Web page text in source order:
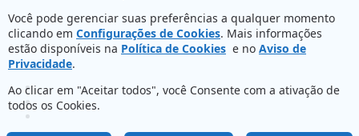
Você pode gerenciar suas preferências a qualquer momento
clicando em Configurações de Cookies. Mais informações
estão disponíveis na Política de Cookies e no Aviso de
Privacidade.
Ao clicar em "Aceitar todos", você Consente com a ativação de
todos os Cookies.